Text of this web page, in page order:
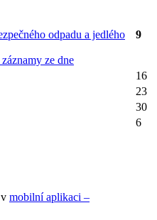
odpadu a jedlého
ze dne
9
16
23
30
6
mobilní aplikaci –